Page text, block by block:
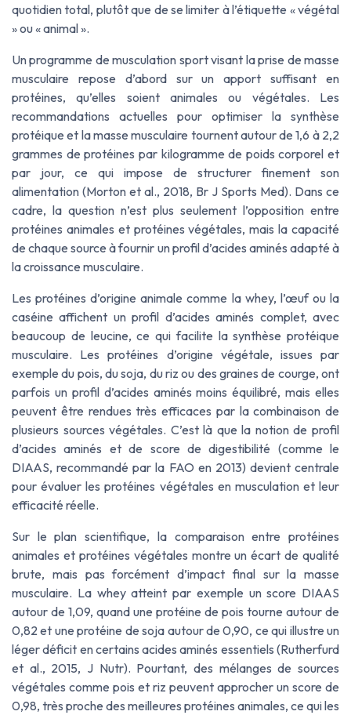
quotidien total, plutôt que de se limiter à l’étiquette « végétal
» ou « animal ».
Un programme de musculation sport visant la prise de masse
musculaire repose d’abord sur un apport suffisant en
protéines, qu’elles soient animales ou végétales. Les
recommandations actuelles pour optimiser la synthèse
protéique et la masse musculaire tournent autour de 1,6 à 2,2
grammes de protéines par kilogramme de poids corporel et
par jour, ce qui impose de structurer finement son
alimentation (Morton et al., 2018, Br J Sports Med). Dans ce
cadre, la question n’est plus seulement l’opposition entre
protéines animales et protéines végétales, mais la capacité
de chaque source à fournir un profil d’acides aminés adapté à
la croissance musculaire.
Les protéines d’origine animale comme la whey, l’œuf ou la
caséine affichent un profil d’acides aminés complet, avec
beaucoup de leucine, ce qui facilite la synthèse protéique
musculaire. Les protéines d’origine végétale, issues par
exemple du pois, du soja, du riz ou des graines de courge, ont
parfois un profil d’acides aminés moins équilibré, mais elles
peuvent être rendues très efficaces par la combinaison de
plusieurs sources végétales. C’est là que la notion de profil
d’acides aminés et de score de digestibilité (comme le
DIAAS, recommandé par la FAO en 2013) devient centrale
pour évaluer les protéines végétales en musculation et leur
efficacité réelle.
Sur le plan scientifique, la comparaison entre protéines
animales et protéines végétales montre un écart de qualité
brute, mais pas forcément d’impact final sur la masse
musculaire. La whey atteint par exemple un score DIAAS
autour de 1,09, quand une protéine de pois tourne autour de
0,82 et une protéine de soja autour de 0,90, ce qui illustre un
léger déficit en certains acides aminés essentiels (Rutherfurd
et al., 2015, J Nutr). Pourtant, des mélanges de sources
végétales comme pois et riz peuvent approcher un score de
0,98, très proche des meilleures protéines animales, ce qui les